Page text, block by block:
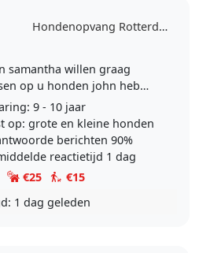
Hondenopvang Rotterdam
willen graag
heb
en In
ma had een..
9 - 10 jaar
op: grote en kleine honden
berichten 90%
reactietijd 1 dag
€25
€15
1 dag geleden